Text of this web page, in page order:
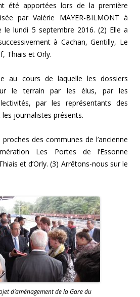
été apportées lors de la première
par Valérie MAYER-BILMONT à
le lundi 5 septembre 2016. (2) Elle a
à Cachan, Gentilly, Le
Thiais et Orly.
au cours de laquelle les dossiers
le terrain par les élus, par les
par les représentants des
journalistes présents.
des communes de l’ancienne
Les Portes de l’Essonne
et d’Orly. (3) Arrêtons-nous sur le
d’aménagement de la Gare du